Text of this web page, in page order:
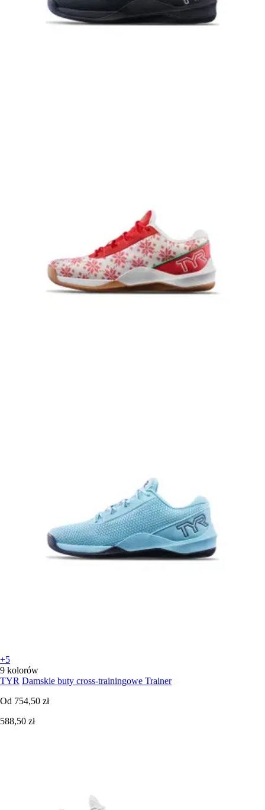
+5
9 kolorów
TYR Damskie buty cross-trainingowe Trainer
Od 754,50 zł
588,50 zł